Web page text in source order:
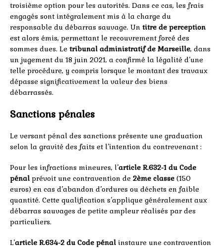
troisième option pour les autorités. Dans ce cas, les frais
engagés sont intégralement mis à la charge du
responsable du débarras sauvage. Un titre de perception
est alors émis, permettant le recouvrement forcé des
sommes dues. Le tribunal administratif de Marseille, dans
un jugement du 18 juin 2021, a confirmé la légalité d’une
telle procédure, y compris lorsque le montant des travaux
dépasse significativement la valeur des biens
débarrassés.
Sanctions pénales
Le versant pénal des sanctions présente une graduation
selon la gravité des faits et l’intention du contrevenant :
Pour les infractions mineures, l’article R.632-1 du Code
pénal prévoit une contravention de 2ème classe (150
euros) en cas d’abandon d’ordures ou déchets en faible
quantité. Cette qualification s’applique généralement aux
débarras sauvages de petite ampleur réalisés par des
particuliers.
L’article R.634-2 du Code pénal instaure une contravention